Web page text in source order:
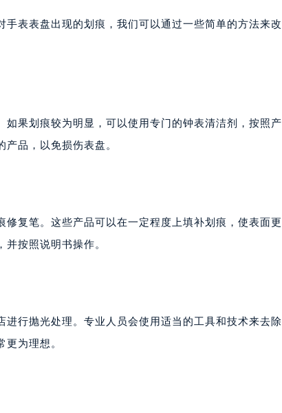
层805室（需提前预约）
A座13层1304室（需提前预约）
南塔写字楼15层07室（需提前预约）
1701室（需提前预约）
2406B室（需提前预约）
9层902室（需提前预约）
牌授权店）1层整层（需提前预约）
）C座17层17-B（需提前预约）
手表表盘出现的划痕，我们可以通过一些简单的方法来改
果划痕较为明显，可以使用专门的钟表清洁剂，按照产
品，以免损伤表盘。
复笔。这些产品可以在一定程度上填补划痕，使表面更
按照说明书操作。
行抛光处理。专业人员会使用适当的工具和技术来去除
为理想。